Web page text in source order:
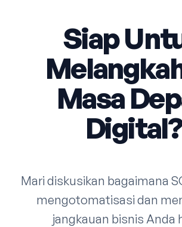
Siap
Masa
Digital?
Mari diskusikan bagaimana
mengotomatisasi dan
jangkauan bisnis Anda